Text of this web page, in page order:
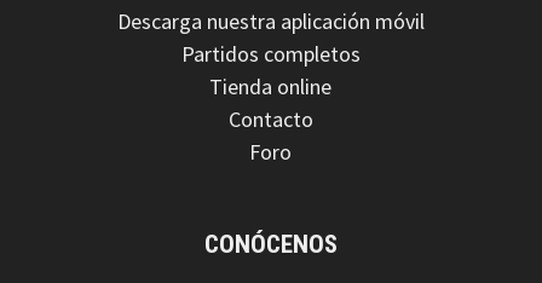
Descarga nuestra aplicación móvil
Partidos completos
Tienda online
Contacto
Foro
CONÓCENOS